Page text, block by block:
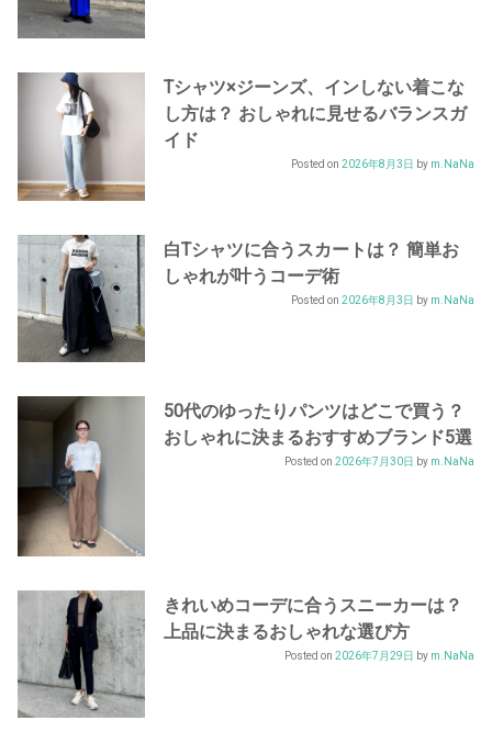
Tシャツ×ジーンズ、インしない着こな
し方は？ おしゃれに見せるバランスガ
イド
Posted on 2026年8月3日 by m.NaNa
白Tシャツに合うスカートは？ 簡単お
しゃれが叶うコーデ術
Posted on 2026年8月3日 by m.NaNa
50代のゆったりパンツはどこで買う？
おしゃれに決まるおすすめブランド5選
Posted on 2026年7月30日 by m.NaNa
きれいめコーデに合うスニーカーは？
上品に決まるおしゃれな選び方
Posted on 2026年7月29日 by m.NaNa